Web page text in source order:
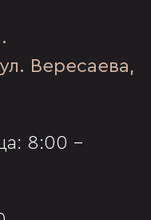
Вересаева,
8:00 -